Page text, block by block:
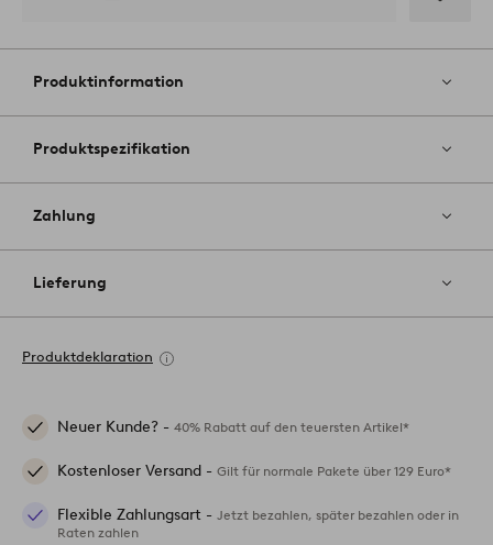
Favoriten
Produktinformation
Produktspezifikation
Zahlung
Lieferung
Produktdeklaration
Neuer Kunde? - 40% Rabatt auf den teuersten Artikel*
Kostenloser Versand - Gilt für normale Pakete über 129 Euro*
Flexible Zahlungsart - Jetzt bezahlen, später bezahlen oder in
Raten zahlen